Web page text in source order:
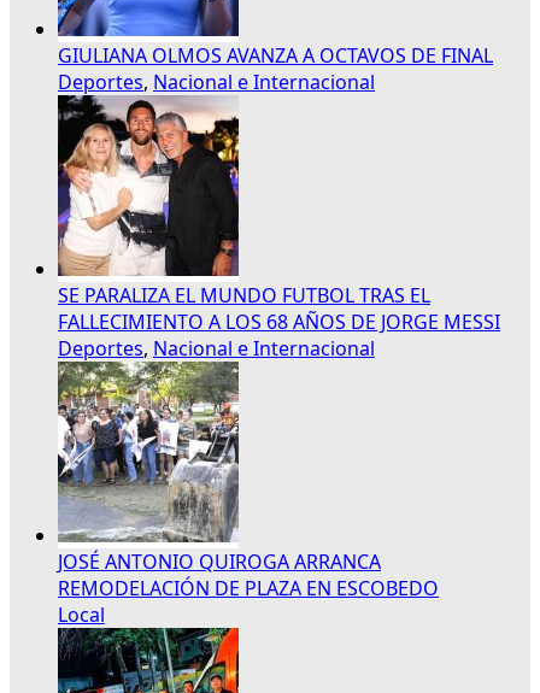
GIULIANA OLMOS AVANZA A OCTAVOS DE FINAL
Deportes, Nacional e Internacional
SE PARALIZA EL MUNDO FUTBOL TRAS EL
FALLECIMIENTO A LOS 68 AÑOS DE JORGE MESSI
Deportes, Nacional e Internacional
JOSÉ ANTONIO QUIROGA ARRANCA
REMODELACIÓN DE PLAZA EN ESCOBEDO
Local